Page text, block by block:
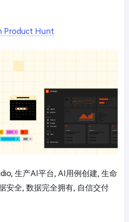
Product Hunt
生产AI平台, AI用例创建, 生命
安全, 数据完全拥有, 自信交付